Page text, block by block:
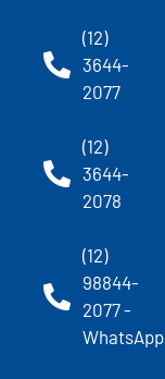
(12)
3644-
2077
(12)
3644-
2078
(12)
98844-
2077 -
WhatsApp